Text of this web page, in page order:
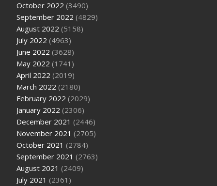
October 2022 (3490)
September 2022 (4829)
August 2022 (5158)
July 2022 (4963)
June 2022 (3628)
May 2022 (1741)
April 2022 (2019)
March 2022 (2180)
February 2022 (2029)
January 2022 (2306)
December 2021 (2446)
November 2021 (2705)
October 2021 (2784)
September 2021 (2763)
August 2021 (2409)
July 2021 (2361)